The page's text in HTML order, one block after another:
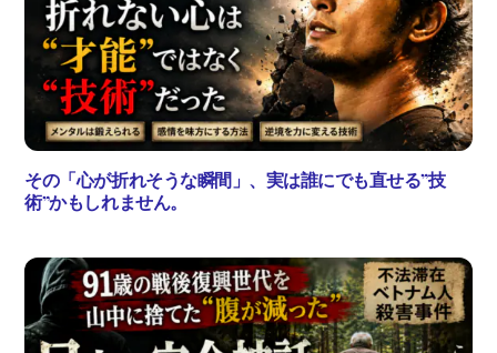
その「心が折れそうな瞬間」、実は誰にでも直せる”技
術”かもしれません。